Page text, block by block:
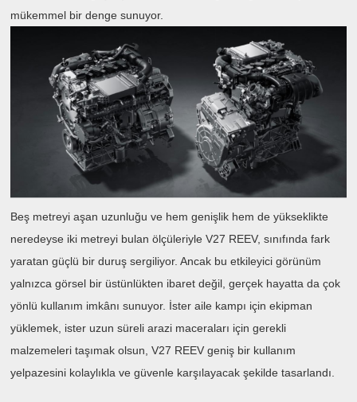
mükemmel bir denge sunuyor.
Beş metreyi aşan uzunluğu ve hem genişlik hem de yükseklikte
neredeyse iki metreyi bulan ölçüleriyle V27 REEV, sınıfında fark
yaratan güçlü bir duruş sergiliyor. Ancak bu etkileyici görünüm
yalnızca görsel bir üstünlükten ibaret değil, gerçek hayatta da çok
yönlü kullanım imkânı sunuyor. İster aile kampı için ekipman
yüklemek, ister uzun süreli arazi maceraları için gerekli
malzemeleri taşımak olsun, V27 REEV geniş bir kullanım
yelpazesini kolaylıkla ve güvenle karşılayacak şekilde tasarlandı.